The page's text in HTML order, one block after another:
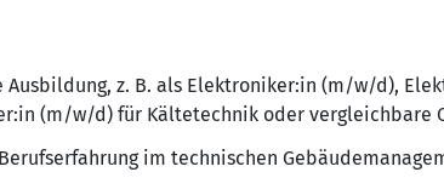
Ausbildung, z. B. als Elektroniker:in (m/w/d),
(m/w/d) für Kältetechnik oder vergleichbare
im technischen